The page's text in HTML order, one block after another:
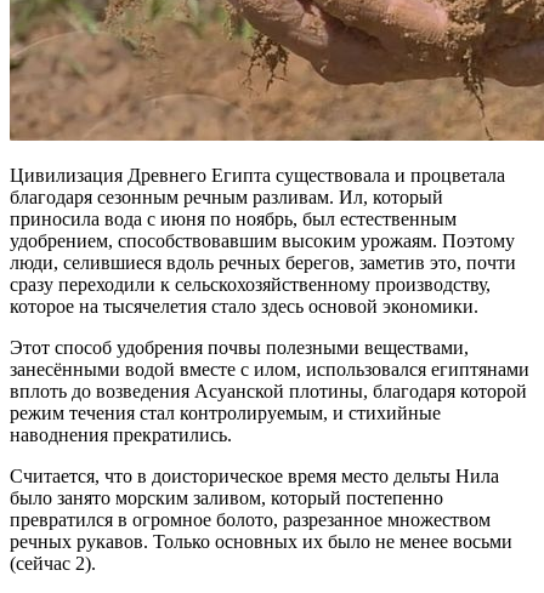
Цивилизация Древнего Египта существовала и процветала
благодаря сезонным речным разливам. Ил, который
приносила вода с июня по ноябрь, был естественным
удобрением, способствовавшим высоким урожаям. Поэтому
люди, селившиеся вдоль речных берегов, заметив это, почти
сразу переходили к сельскохозяйственному производству,
которое на тысячелетия стало здесь основой экономики.
Этот способ удобрения почвы полезными веществами,
занесёнными водой вместе с илом, использовался египтянами
вплоть до возведения Асуанской плотины, благодаря которой
режим течения стал контролируемым, и стихийные
наводнения прекратились.
Считается, что в доисторическое время место дельты Нила
было занято морским заливом, который постепенно
превратился в огромное болото, разрезанное множеством
речных рукавов. Только основных их было не менее восьми
(сейчас 2).